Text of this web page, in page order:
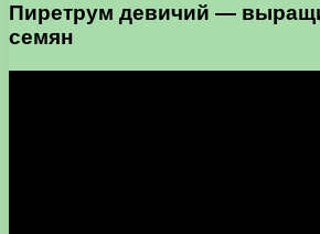
Пиретрум девичий —
семян